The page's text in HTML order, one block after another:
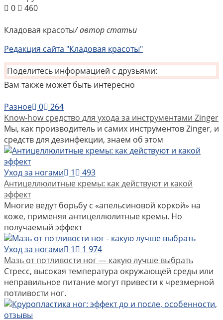
0
460
Кладовая красоты/ автор статьи
Редакция сайта "Кладовая красоты"
Поделитесь информацией с друзьями:
Вам также может быть интересно
Разное
0
264
Know-how средство для ухода за инструментами Zinger
Мы, как производитель и самих инструментов Zinger, и
средств для дезинфекции, знаем об этом
Уход за ногами 1
493
Антицеллюлитные кремы: как действуют и какой
эффект
Многие ведут борьбу с «апельсиновой коркой» на
коже, применяя антицеллюлитные кремы. Но
получаемый эффект
Уход за ногами
1
1 974
Мазь от потливости ног — какую лучше выбрать
Стресс, высокая температура окружающей среды или
неправильное питание могут привести к чрезмерной
потливости ног.